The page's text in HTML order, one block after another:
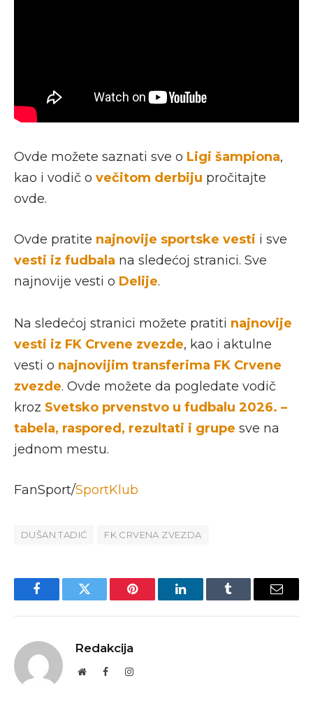
Ovde možete saznati sve o Ligi šampiona,
kao i vodič o večitom derbiju pročitajte
ovde.
Ovde pratite najnovije sportske vesti i sve
vesti iz fudbala na sledećoj stranici. Sve
najnovije vesti o Delije.
Na sledećoj stranici možete pratiti najnovije
vesti iz FK Crvene zvezde, kao i aktulne
vesti o najnovijim transferima FK Crvene
zvezde. Ovde možete da pogledate vodič
kroz Svetsko prvenstvo u fudbalu 2026. –
tabela, raspored, rezultati i grupe sve na
jednom mestu.
FanSport/SportKlub
DUŠAN TADIĆ FK CRVENA ZVEZDA
FacebookTwitter Pinterest LinkedInTumblr Email
Redakcija
WebsiteFacebookInstagram